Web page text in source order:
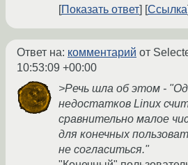
Показать ответ Ссылка
Ответ на: комментарий от
10:53:09 +00:00
>Речь шла об этом -
недостатков Linux
сравнительно малое
для конечных
не согласиться."